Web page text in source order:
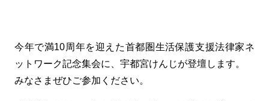
今年で満10周年を迎えた首都圏生活保護支援法律家ネ
ットワーク記念集会に、宇都宮けんじが登壇します。
みなさまぜひご参加ください。